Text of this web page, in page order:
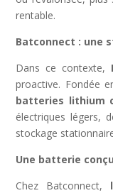
rentable.
Batconnect : une
Dans ce contexte,
proactive. Fondée
batteries lithium
électriques légers,
stockage
Une batterie
Chez Batconnect,